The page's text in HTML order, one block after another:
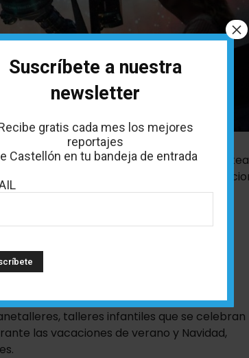
con el universo, como la Vía
del cosmos. Muchas de estas
permitiendo que los más pequeños
su curiosidad por la ciencia mientras se
el centro mantiene una variada oferta de
talleres infantiles que se celebran
las vacaciones de verano y Navidad,
Suscríbete a nuestra
newsletter
gratis cada mes los mejores
reportajes
Castellón en tu bandeja de entrada
×